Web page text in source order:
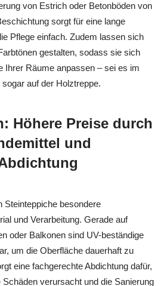
von Estrich oder Betonböden von
sorgt für eine lange
Pflege einfach. Zudem lassen sich
gestalten, sodass sie sich
Ihrer Räume anpassen – sei es im
auf der Holztreppe.
Höhere Preise durch
und
Steinteppiche besondere
und Verarbeitung. Gerade auf
oder Balkonen sind UV-beständige
um die Oberfläche dauerhaft zu
eine fachgerechte Abdichtung dafür,
verursacht und die Sanierung